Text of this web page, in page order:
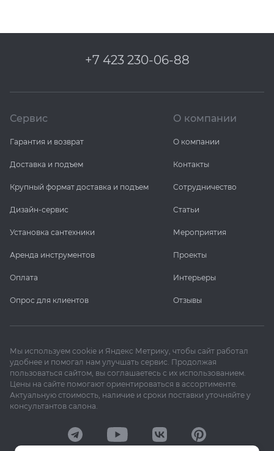
+7 423 230-06-88
Сервис
Гарантия и возврат
Доставка и подъем
Крупный формат доставка и подъем
Дизайн-сервис
Установка сантехники
Аренда инструментов
Оплата
Опрос для клиентов
О компании
О компании
Контакты
Сотрудничество
Статьи
Мероприятия
Проекты
Интерьеры
Отзывы
Мы используем cookie и Яндекс Метрику, чтобы сайт работал
удобнее и помогал нам улучшать сервис. Продолжая
пользоваться сайтом, вы соглашаетесь с их использованием.
Цены на сайте помогают ориентироваться в ассортименте.
Актуальную стоимость, наличие и сроки поставки уточняйте у
консультантов салона.